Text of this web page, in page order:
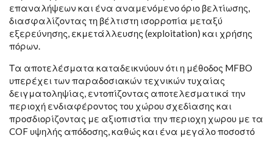
επαναλήψεων και ένα αναμενόμενο όριο βελτίωσης,
διασφαλίζοντας τη βέλτιστη ισορροπία μεταξύ
εξερεύνησης, εκμετάλλευσης (exploitation) και χρήσης
πόρων.
Τα αποτελέσματα καταδεικνύουν ότι η μέθοδος MFBO
υπερέχει των παραδοσιακών τεχνικών τυχαίας
δειγματοληψίας, εντοπίζοντας αποτελεσματικά την
περιοχή ενδιαφέροντος του χώρου σχεδίασης και
προσδιορίζοντας με αξιοπιστία την περιοχη χωρου με τα
COF υψηλής απόδοσης, καθώς και ένα μεγάλο ποσοστό